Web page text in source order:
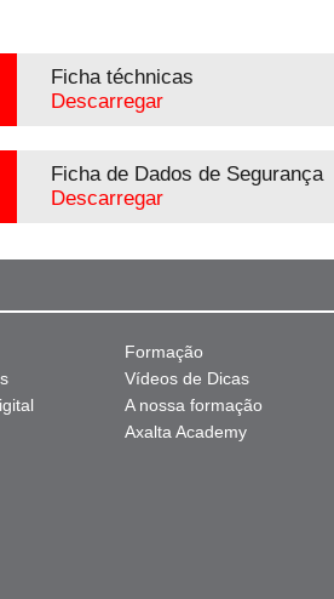
Ficha téchnicas
Descarregar
Ficha de Dados de Segurança
Descarregar
Formação
Vídeos de Dicas
A nossa formação
Axalta Academy